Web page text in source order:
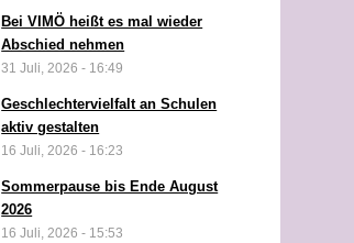
Bei VIMÖ heißt es mal wieder
Abschied nehmen
31 Juli, 2026 - 16:49
Geschlechtervielfalt an Schulen
aktiv gestalten
16 Juli, 2026 - 16:23
Sommerpause bis Ende August
2026
16 Juli, 2026 - 15:53